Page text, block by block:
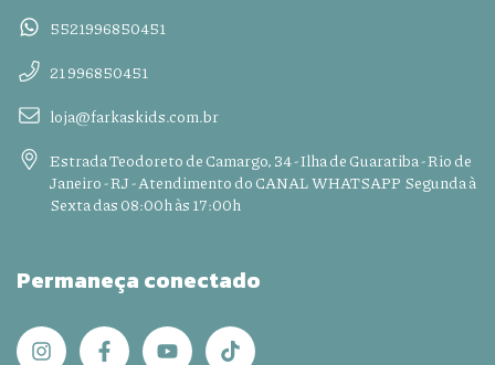
5521996850451
21 996850451
loja@farkaskids.com.br
Estrada Teodoreto de Camargo, 34 - Ilha de Guaratiba - Rio de
Janeiro - RJ - Atendimento do CANAL WHATSAPP Segunda à
Sexta das 08:00h às 17:00h
Permaneça conectado